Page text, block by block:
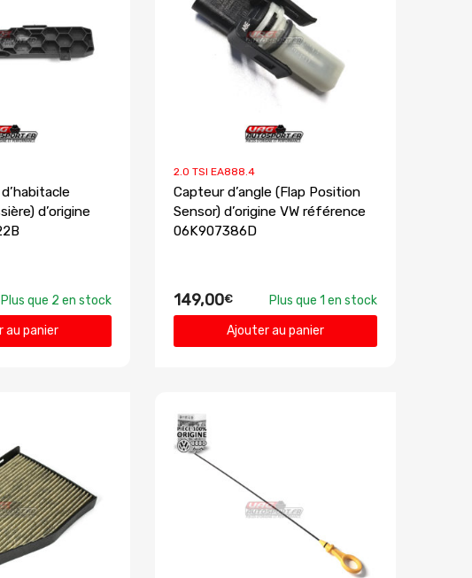
d’origine
Plus que 2 en stock
au panier
2.0 TSI EA888.4
Capteur d’angle (Flap Position
Sensor) d’origine VW référence
06K907386D
149,00€
Plus que 1 en stock
Ajouter au panier